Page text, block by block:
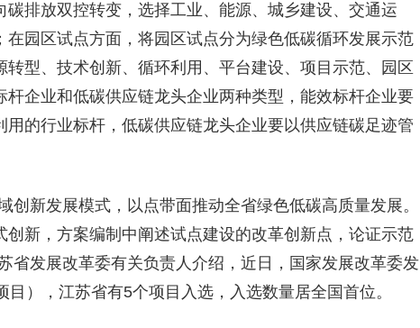
排放双控转变，选择工业、能源、城乡建设、交通运
园区试点方面，将园区试点分为绿色低碳循环发展示范
型、技术创新、循环利用、平台建设、项目示范、园区
企业和低碳供应链龙头企业两种类型，能效标杆企业要
的行业标杆，低碳供应链龙头企业要以供应链碳足迹管
新发展模式，以点带面推动全省绿色低碳高质量发展。
新，方案编制中阐述试点建设的改革创新点，论证示范
省发展改革委有关负责人介绍，近日，国家发展改革委发
），江苏省有5个项目入选，入选数量居全国首位。